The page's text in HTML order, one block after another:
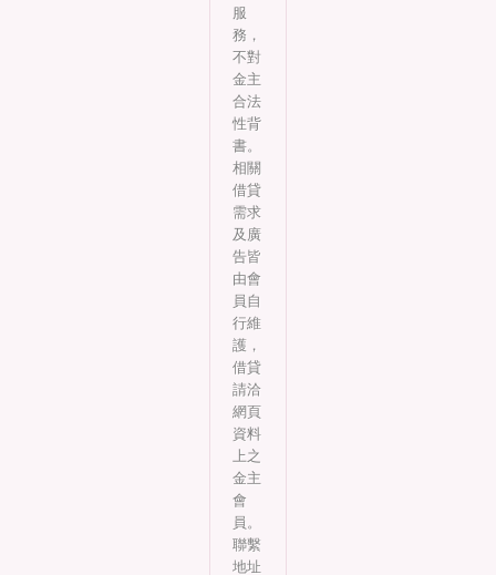
服
務，
不對
金主
合法
性背
書。
相關
借貸
需求
及廣
告皆
由會
員自
行維
護，
借貸
請洽
網頁
資料
上之
金主
會
員。
聯繫
地址